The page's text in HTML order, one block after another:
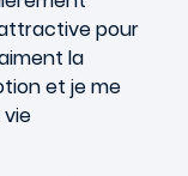
pour
la
et je me
vie